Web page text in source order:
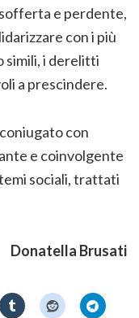
e perdente,
con i più
simili, i derelitti
a prescindere.
con
e coinvolgente
sociali, trattati
Donatella Brusati